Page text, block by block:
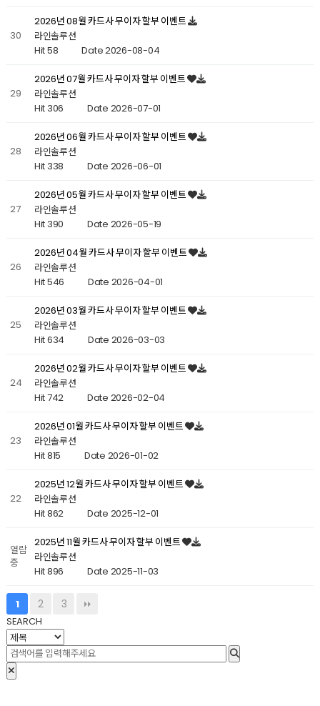
30
2026년 08월 카드사 무이자 할부 이벤트
라인솔루션
Hit 58Date 2026-08-04
29
2026년 07월 카드사 무이자 할부 이벤트
라인솔루션
Hit 306Date 2026-07-01
28
2026년 06월 카드사 무이자 할부 이벤트
라인솔루션
Hit 338Date 2026-06-01
27
2026년 05월 카드사 무이자 할부 이벤트
라인솔루션
Hit 390Date 2026-05-19
26
2026년 04월 카드사 무이자 할부 이벤트
라인솔루션
Hit 546Date 2026-04-01
25
2026년 03월 카드사 무이자 할부 이벤트
라인솔루션
Hit 634Date 2026-03-03
24
2026년 02월 카드사 무이자 할부 이벤트
라인솔루션
Hit 742Date 2026-02-04
23
2026년 01월 카드사 무이자 할부 이벤트
라인솔루션
Hit 815Date 2026-01-02
22
2025년 12월 카드사 무이자 할부 이벤트
라인솔루션
Hit 862Date 2025-12-01
열람
중
2025년 11월 카드사 무이자 할부 이벤트
라인솔루션
Hit 896Date 2025-11-03
1 2 3
SEARCH